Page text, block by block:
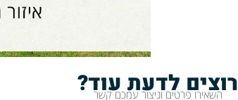
רוצים לדעת עוד?
השאירו פרטים וניצור עמכם קשר